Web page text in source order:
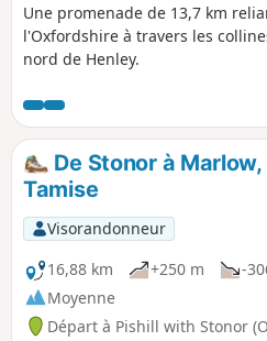
Une promenade de 13,7 km
l'Oxfordshire à travers les
nord de Henley.
De Stonor à
Tamise
Visorandonneur
16,88 km
+250 m -
Moyenne
Départ à Pishill with Stonor